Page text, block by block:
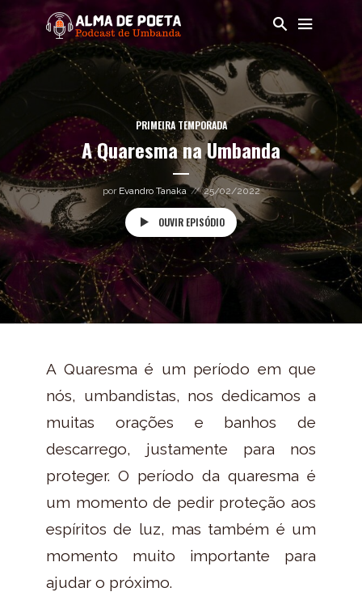
PRIMEIRA TEMPORADA
A Quaresma na Umbanda
por Evandro Tanaka 25/02/2022
OUVIR EPISÓDIO
A Quaresma é um período em que
nós, umbandistas, nos dedicamos a
muitas orações e banhos de
descarrego, justamente para nos
proteger. O período da quaresma é
um momento de pedir proteção aos
espíritos de luz, mas também é um
momento muito importante para
ajudar o próximo.